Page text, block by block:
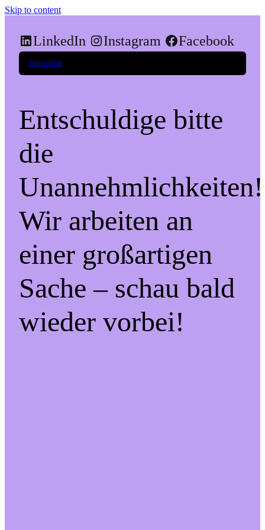
Skip to content
LinkedIn Instagram Facebook
Anmelden
Entschuldige bitte
die
Unannehmlichkeiten!
Wir arbeiten an
einer großartigen
Sache – schau bald
wieder vorbei!